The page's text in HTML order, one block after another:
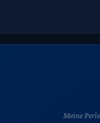
Meine